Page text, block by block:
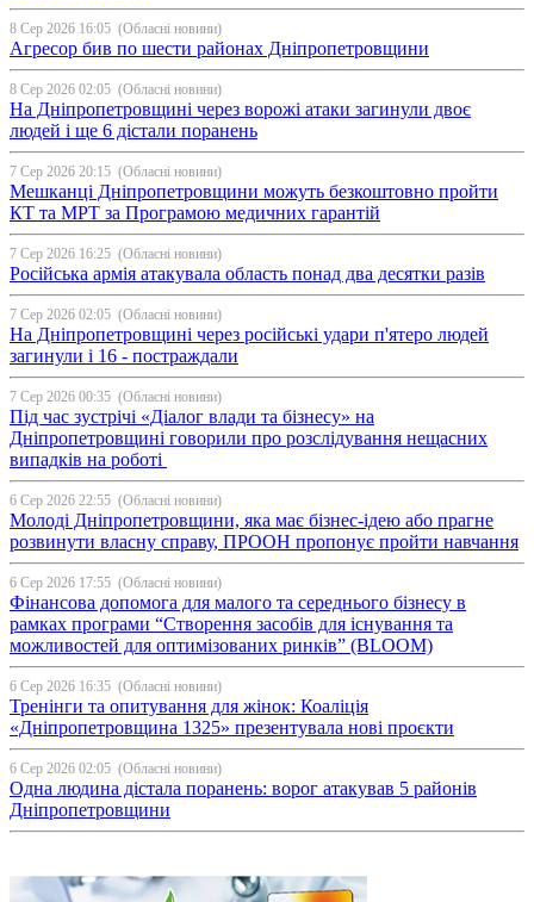
8 Сер 2026 16:05 (Обласні новини)
Агресор бив по шести районах Дніпропетровщини
8 Сер 2026 02:05 (Обласні новини)
На Дніпропетровщині через ворожі атаки загинули двоє
людей і ще 6 дістали поранень
7 Сер 2026 20:15 (Обласні новини)
Мешканці Дніпропетровщини можуть безкоштовно пройти
КТ та МРТ за Програмою медичних гарантій
7 Сер 2026 16:25 (Обласні новини)
Російська армія атакувала область понад два десятки разів
7 Сер 2026 02:05 (Обласні новини)
На Дніпропетровщині через російські удари п'ятеро людей
загинули і 16 - постраждали
7 Сер 2026 00:35 (Обласні новини)
Під час зустрічі «Діалог влади та бізнесу» на
Дніпропетровщині говорили про розслідування нещасних
випадків на роботі
6 Сер 2026 22:55 (Обласні новини)
Молоді Дніпропетровщини, яка має бізнес-ідею або прагне
розвинути власну справу, ПРООН пропонує пройти навчання
6 Сер 2026 17:55 (Обласні новини)
Фінансова допомога для малого та середнього бізнесу в
рамках програми “Створення засобів для існування та
можливостей для оптимізованих ринків” (BLOOM)
6 Сер 2026 16:35 (Обласні новини)
Тренінги та опитування для жінок: Коаліція
«Дніпропетровщина 1325» презентувала нові проєкти
6 Сер 2026 02:05 (Обласні новини)
Одна людина дістала поранень: ворог атакував 5 районів
Дніпропетровщини